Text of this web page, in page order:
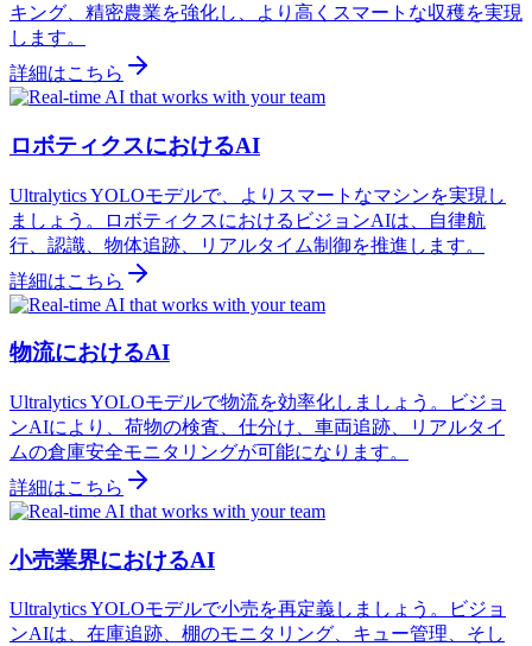
キング、精密農業を強化し、より高くスマートな収穫を実現
します。
詳細はこちら
ロボティクスにおけるAI
Ultralytics YOLOモデルで、よりスマートなマシンを実現し
ましょう。ロボティクスにおけるビジョンAIは、自律航
行、認識、物体追跡、リアルタイム制御を推進します。
詳細はこちら
物流におけるAI
Ultralytics YOLOモデルで物流を効率化しましょう。ビジョ
ンAIにより、荷物の検査、仕分け、車両追跡、リアルタイ
ムの倉庫安全モニタリングが可能になります。
詳細はこちら
小売業界におけるAI
Ultralytics YOLOモデルで小売を再定義しましょう。ビジョ
ンAIは、在庫追跡、棚のモニタリング、キュー管理、そし